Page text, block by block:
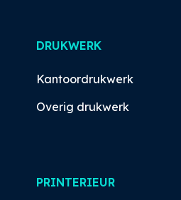
DRUKWERK
Kantoordrukwerk
Overig drukwerk
PRINTERIEUR